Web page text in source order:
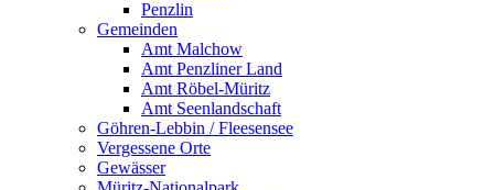
Penzlin
Gemeinden
Amt Malchow
Amt Penzliner Land
Amt Röbel-Müritz
Amt Seenlandschaft
Göhren-Lebbin / Fleesensee
Vergessene Orte
Gewässer